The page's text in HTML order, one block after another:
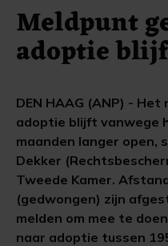
Meldpunt
adoptie
DEN HAAG (ANP) -
adoptie blijft vanwege
maanden langer open,
Dekker
Tweede Kamer.
(gedwongen) zijn
melden om mee te
naar adoptie tussen